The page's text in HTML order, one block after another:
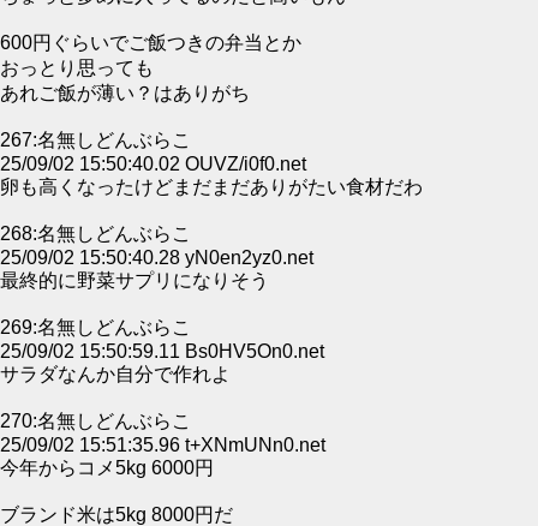
600円ぐらいでご飯つきの弁当とか
おっとり思っても
あれご飯が薄い？はありがち
267:名無しどんぶらこ
25/09/02 15:50:40.02 OUVZ/i0f0.net
卵も高くなったけどまだまだありがたい食材だわ
268:名無しどんぶらこ
25/09/02 15:50:40.28 yN0en2yz0.net
最終的に野菜サプリになりそう
269:名無しどんぶらこ
25/09/02 15:50:59.11 Bs0HV5On0.net
サラダなんか自分で作れよ
270:名無しどんぶらこ
25/09/02 15:51:35.96 t+XNmUNn0.net
今年からコメ5kg 6000円
ブランド米は5kg 8000円だ